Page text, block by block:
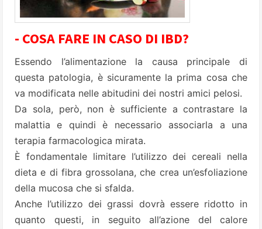
- COSA FARE IN CASO DI IBD?
Essendo l’alimentazione la causa principale di
questa patologia, è sicuramente la prima cosa che
va modificata nelle abitudini dei nostri amici pelosi.
Da sola, però, non è sufficiente a contrastare la
malattia e quindi è necessario associarla a una
terapia farmacologica mirata.
È fondamentale limitare l’utilizzo dei cereali nella
dieta e di fibra grossolana, che crea un’esfoliazione
della mucosa che si sfalda.
Anche l’utilizzo dei grassi dovrà essere ridotto in
quanto questi, in seguito all’azione del calore